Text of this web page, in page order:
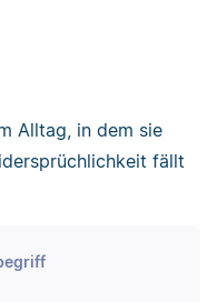
Alltag, in dem sie
fällt